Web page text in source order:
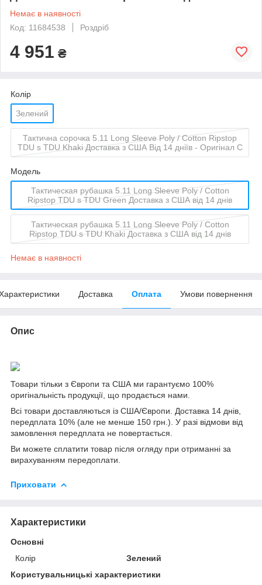
Немає в наявності
Код: 11684538
Роздріб
4 951 ₴
Колір
Зелений
Тактична сорочка 5.11 Long Sleeve Poly / Cotton Ripstop
TDU s TDU Khaki Доставка з США Від 14 дніїв - Оригінал C
Мoдель
Тактическая рубашка 5.11 Long Sleeve Poly / Cotton
Ripstop TDU s TDU Green Доставка з США від 14 днів
Тактическая рубашка 5.11 Long Sleeve Poly / Cotton
Ripstop TDU s TDU Khaki Доставка з США від 14 днів
Немає в наявності
Доставка Оплата Умови повернення
Опис
Товари тільки з Європи та США ми гарантуємо 100%
оригінальність продукції, що продається нами.
Всі товари доставляються із США/Європи. Доставка 14 днів,
передплата 10% (але не менше 150 грн.). У разі відмови від
замовлення передплата не повертається.
Ви можете сплатити товар після огляду при отриманні за
вирахуванням передоплати.
Приховати
Характеристики
Основні
Колір
Зелений
Користувальницькі характеристики